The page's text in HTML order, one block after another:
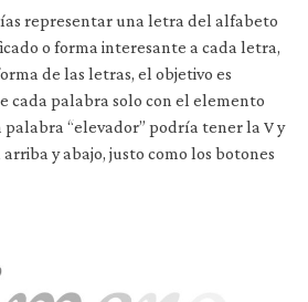
representar una letra del alfabeto
o forma interesante a cada letra,
de las letras, el objetivo es
cada palabra solo con el elemento
“elevador” podría tener la V y
arriba y abajo, justo como los botones